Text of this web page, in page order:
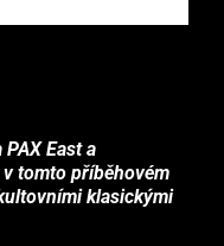
East a
tomto příběhovém
klasickými